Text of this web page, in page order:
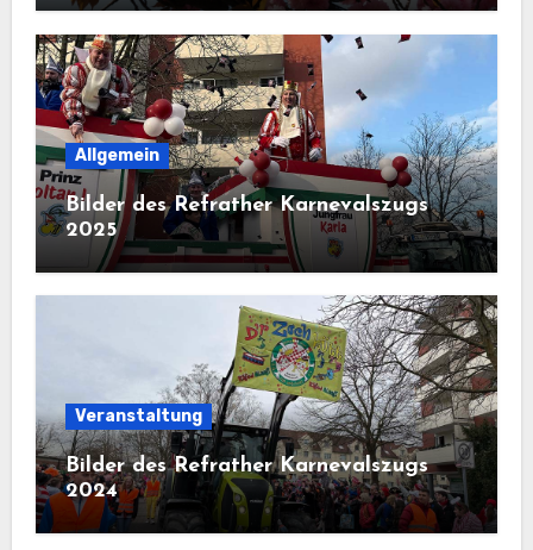
Allgemein
Bilder des Refrather Karnevalszugs
2025
Veranstaltung
Bilder des Refrather Karnevalszugs
2024